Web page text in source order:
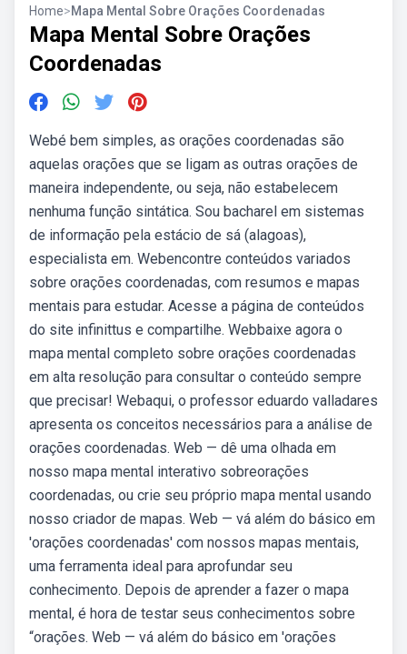
Home>Mapa Mental Sobre Orações Coordenadas
Mapa Mental Sobre Orações
Coordenadas
Webé bem simples, as orações coordenadas são
aquelas orações que se ligam as outras orações de
maneira independente, ou seja, não estabelecem
nenhuma função sintática. Sou bacharel em sistemas
de informação pela estácio de sá (alagoas),
especialista em. Webencontre conteúdos variados
sobre orações coordenadas, com resumos e mapas
mentais para estudar. Acesse a página de conteúdos
do site infinittus e compartilhe. Webbaixe agora o
mapa mental completo sobre orações coordenadas
em alta resolução para consultar o conteúdo sempre
que precisar! Webaqui, o professor eduardo valladares
apresenta os conceitos necessários para a análise de
orações coordenadas. Web — dê uma olhada em
nosso mapa mental interativo sobreorações
coordenadas, ou crie seu próprio mapa mental usando
nosso criador de mapas. Web — vá além do básico em
'orações coordenadas' com nossos mapas mentais,
uma ferramenta ideal para aprofundar seu
conhecimento. Depois de aprender a fazer o mapa
mental, é hora de testar seus conhecimentos sobre
“orações. Web — vá além do básico em 'orações